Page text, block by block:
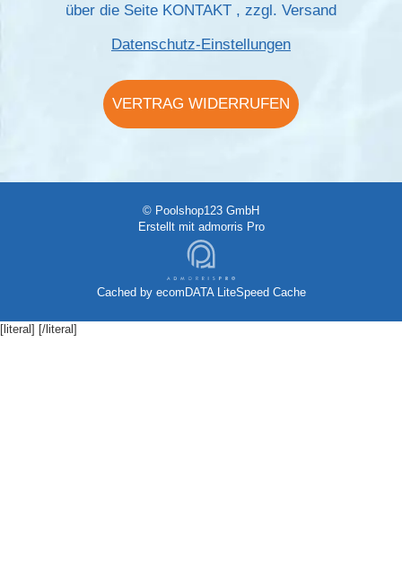
über die Seite KONTAKT , zzgl. Versand
Datenschutz-Einstellungen
VERTRAG WIDERRUFEN
© Poolshop123 GmbH
Erstellt mit admorris Pro
Cached by ecomDATA LiteSpeed Cache
[literal] [/literal]